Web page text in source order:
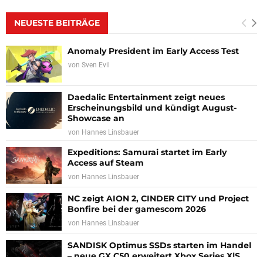
NEUESTE BEITRÄGE
Anomaly President im Early Access Test
von Sven Evil
Daedalic Entertainment zeigt neues
Erscheinungsbild und kündigt August-
Showcase an
von Hannes Linsbauer
Expeditions: Samurai startet im Early
Access auf Steam
von Hannes Linsbauer
NC zeigt AION 2, CINDER CITY und Project
Bonfire bei der gamescom 2026
von Hannes Linsbauer
SANDISK Optimus SSDs starten im Handel